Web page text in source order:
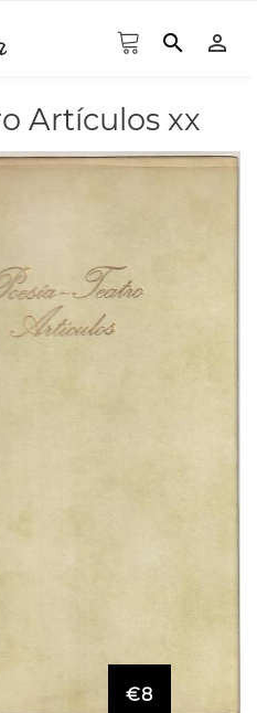
search person_outline
Artículos xx
€8